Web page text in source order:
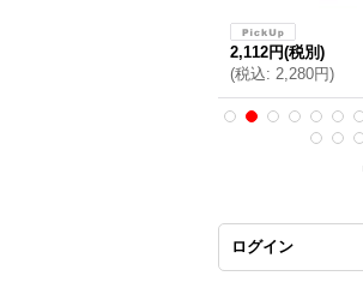
2,112円(税別)
(税込: 2,280円)
ログイン